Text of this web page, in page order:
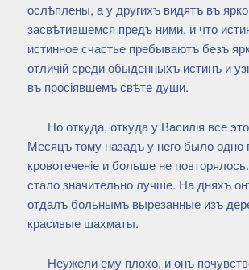
ослѣплены, а у другихъ видятъ въ
засвѣтившемся предъ ними, и что
истинное счастье пребываютъ безъ
отличій среди обыденныхъ истинъ и
въ просіявшемъ свѣте души.
Но откуда, откуда у Василія все
Месяцъ тому назадъ у него было одно
кровотеченіе и больше не
стало значительно лучше. На дняхъ
отдалъ больнымъ вырезанные изъ
красивые шахматы.
Неужели ему плохо, и онъ